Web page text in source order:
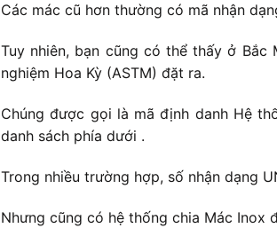
Các mác cũ hơn thường có mã nhận
Tuy nhiên, bạn cũng có thể thấy ở
nghiệm Hoa Kỳ (ASTM) đặt ra.
Chúng được gọi là mã định danh Hệ
danh sách phía dưới .
Trong nhiều trường hợp, số nhận dạng
Nhưng cũng có hệ thống chia Mác Inox